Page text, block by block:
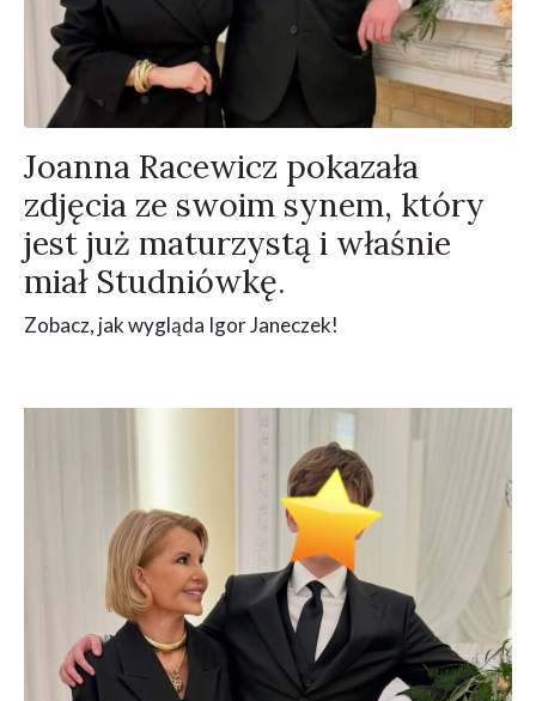
Joanna Racewicz pokazała
zdjęcia ze swoim synem, który
jest już maturzystą i właśnie
miał Studniówkę.
Zobacz, jak wygląda Igor Janeczek!